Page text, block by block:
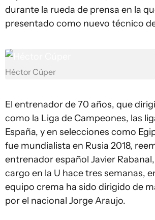
durante la rueda de prensa en la
presentado como nuevo técnico
Héctor Cúper
El entrenador de 70 años, que
como la Liga de Campeones, las
España, y en selecciones como
fue mundialista en Rusia 2018,
entrenador español Javier
cargo en la U hace tres semanas,
equipo crema ha sido dirigido de
por el nacional Jorge Araujo.